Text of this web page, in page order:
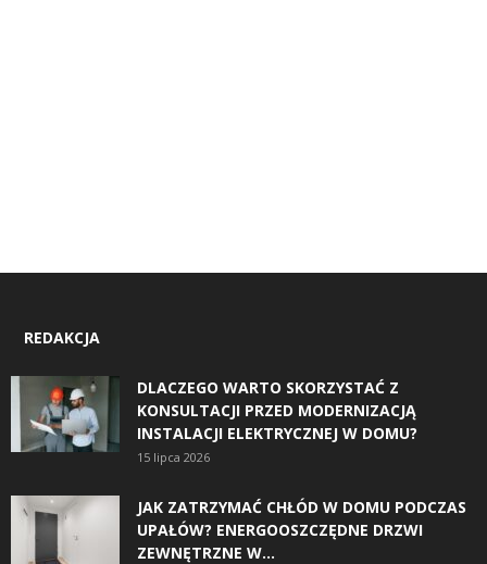
REDAKCJA
DLACZEGO WARTO SKORZYSTAĆ Z
KONSULTACJI PRZED MODERNIZACJĄ
INSTALACJI ELEKTRYCZNEJ W DOMU?
15 lipca 2026
JAK ZATRZYMAĆ CHŁÓD W DOMU PODCZAS
UPAŁÓW? ENERGOOSZCZĘDNE DRZWI
ZEWNĘTRZNE W...